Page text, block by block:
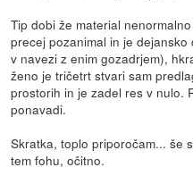
Tip dobi že material
precej pozanimal in je
v navezi z enim gozadrjem),
ženo je tričetrt stvari sam
prostorih in je zadel res v nulo.
ponavadi.
Skratka, toplo priporočam... še
tem fohu, očitno.